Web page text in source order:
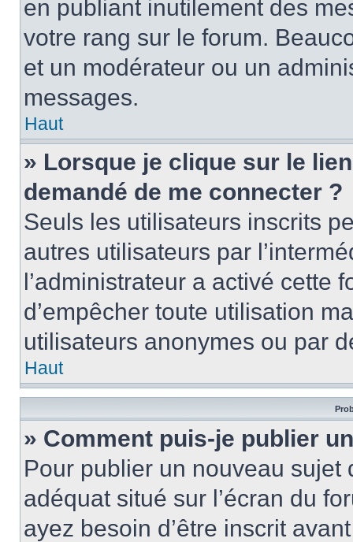
en publiant inutilement des
votre rang sur le forum.
et un modérateur ou un
messages.
Haut
» Lorsque je clique sur le
demandé de me connecter ?
Seuls les utilisateurs inscrits
autres utilisateurs par
l’administrateur a activé cette
d’empêcher toute utilisation
utilisateurs anonymes ou par
Haut
» Comment puis-je publier
Pour publier un nouveau
adéquat situé sur l’écran du
ayez besoin d’être inscrit